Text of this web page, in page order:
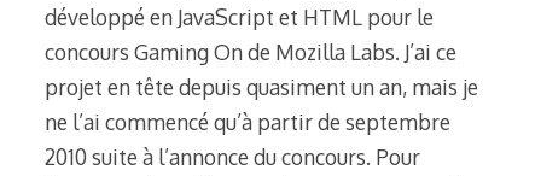
développé en JavaScript et HTML pour le
concours Gaming On de Mozilla Labs. J’ai ce
projet en tête depuis quasiment un an, mais je
ne l’ai commencé qu’à partir de septembre
2010 suite à l’annonce du concours. Pour